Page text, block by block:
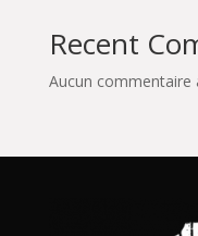
Recent
Aucun commentaire